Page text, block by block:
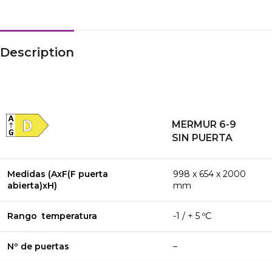
Description
MERMUR 6-9
SIN PUERTA
Medidas (AxF(F puerta
abierta)xH)
998 x 654 x 2000
mm
Rango temperatura -1 / + 5 ºC
Nº de puertas –